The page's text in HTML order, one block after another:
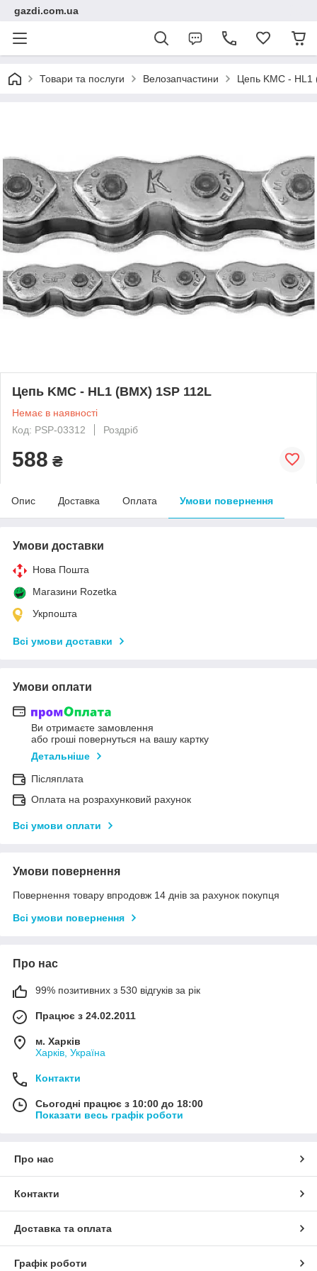
gazdi.com.ua
Товари та послуги Велозапчастини Цепь KMC - HL1
Цепь KMC - HL1 (BMX) 1SP 112L
Немає в наявності
Код: PSP-03312
Роздріб
588 ₴
Опис Доставка Оплата Умови повернення
Умови доставки
Нова Пошта
Магазини Rozetka
Укрпошта
Всі умови доставки
Умови оплати
Ви отримаєте замовлення
або гроші повернуться на вашу картку
Детальніше
Післяплата
Оплата на розрахунковий рахунок
Всі умови оплати
Умови повернення
Повернення товару впродовж 14 днів за рахунок покупця
Всі умови повернення
Про нас
99% позитивних з 530 відгуків за рік
Працює з 24.02.2011
м. Харків
Харків, Україна
Контакти
Сьогодні працює з 10:00 до 18:00
Показати весь графік роботи
Про нас
Контакти
Доставка та оплата
Графік роботи